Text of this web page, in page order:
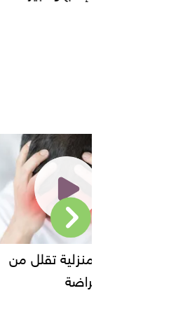
عشق الكبار
عمل البيتزا